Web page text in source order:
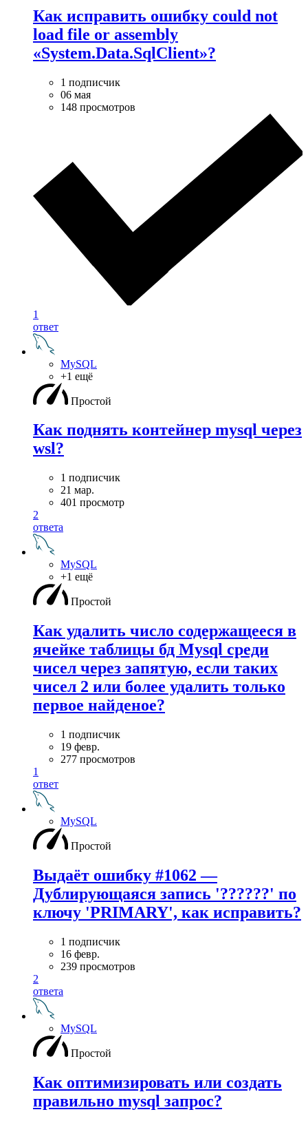
Как исправить ошибку could not
load file or assembly
«System.Data.SqlClient»?
1 подписчик
06 мая
148 просмотров
1
ответ
MySQL
+1 ещё
Простой
Как поднять контейнер mysql через
wsl?
1 подписчик
21 мар.
401 просмотр
2
ответа
MySQL
+1 ещё
Простой
Как удалить число содержащееся в
ячейке таблицы бд Mysql среди
чисел через запятую, если таких
чисел 2 или более удалить только
первое найденое?
1 подписчик
19 февр.
277 просмотров
1
ответ
MySQL
Простой
Выдаёт ошибку #1062 —
Дублирующаяся запись '??????' по
ключу 'PRIMARY', как исправить?
1 подписчик
16 февр.
239 просмотров
2
ответа
MySQL
Простой
Как оптимизировать или создать
правильно mysql запрос?